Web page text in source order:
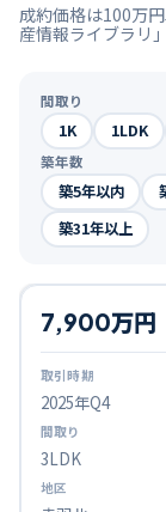
成約価格は100万
産情報ライブラリ」
間取り
1K 1LDK
築年数
築5年以内
築31年以上
2025年Q4
7,900万円
3LDK